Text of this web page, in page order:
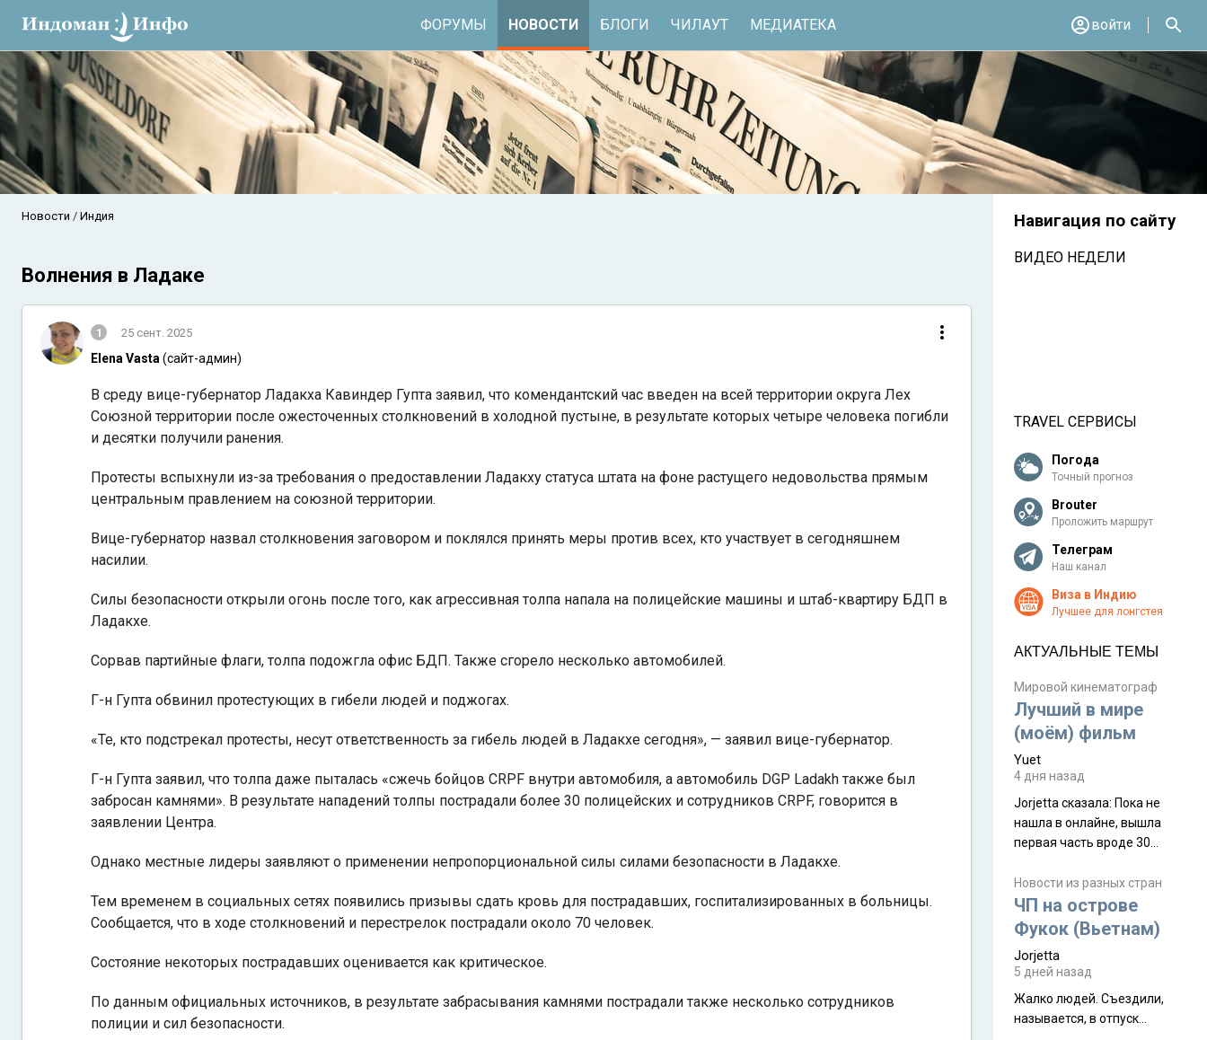
ФОРУМЫ НОВОСТИ БЛОГИ ЧИЛАУТ МЕДИАТЕКА войти
Новости Индия
Волнения в Ладаке
1 25 сент. 2025
Elena Vasta (сайт-админ)
В среду вице-губернатор Ладакха Кавиндер Гупта заявил, что комендантский час введен на всей территории округа Лех
Союзной территории после ожесточенных столкновений в холодной пустыне, в результате которых четыре человека погибли
и десятки получили ранения.
Протесты вспыхнули из-за требования о предоставлении Ладакху статуса штата на фоне растущего недовольства прямым
центральным правлением на союзной территории.
Вице-губернатор назвал столкновения заговором и поклялся принять меры против всех, кто участвует в сегодняшнем
насилии.
Силы безопасности открыли огонь после того, как агрессивная толпа напала на полицейские машины и штаб-квартиру БДП в
Ладакхе.
Сорвав партийные флаги, толпа подожгла офис БДП. Также сгорело несколько автомобилей.
Г-н Гупта обвинил протестующих в гибели людей и поджогах.
«Те, кто подстрекал протесты, несут ответственность за гибель людей в Ладакхе сегодня», — заявил вице-губернатор.
Г-н Гупта заявил, что толпа даже пыталась «сжечь бойцов CRPF внутри автомобиля, а автомобиль DGP Ladakh также был
забросан камнями». В результате нападений толпы пострадали более 30 полицейских и сотрудников CRPF, говорится в
заявлении Центра.
Однако местные лидеры заявляют о применении непропорциональной силы силами безопасности в Ладакхе.
Тем временем в социальных сетях появились призывы сдать кровь для пострадавших, госпитализированных в больницы.
Сообщается, что в ходе столкновений и перестрелок пострадали около 70 человек.
Состояние некоторых пострадавших оценивается как критическое.
По данным официальных источников, в результате забрасывания камнями пострадали также несколько сотрудников
полиции и сил безопасности.
Навигация по сайту
ВИДЕО НЕДЕЛИ
TRAVEL СЕРВИСЫ
Погода
Точный прогноз
Brouter
Проложить маршрут
Телеграм
Наш канал
Виза в Индию
Лучшее для лонгстея
АКТУАЛЬНЫЕ ТЕМЫ
Мировой кинематограф
Лучший в мире
(моём) фильм
Yuet
4 дня назад
Jorjetta сказалa: Пока не
нашла в онлайне, вышла
первая часть вроде 30
Дивали 8 ноября.
Новости из разных стран
ЧП на острове
Фукок (Вьетнам)
Jorjetta
5 дней назад
Жалко людей. Съездили,
называется, в отпуск...